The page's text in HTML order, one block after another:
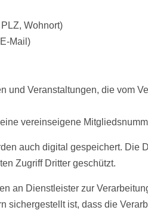
Wohnort)
Mail)
und Veranstaltungen, die vom
vereinseigene
auch digital gespeichert. Die
Zugriff Dritter geschützt.
an Dienstleister zur
sichergestellt ist, dass die